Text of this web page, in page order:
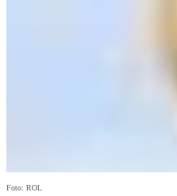
Foto: ROL